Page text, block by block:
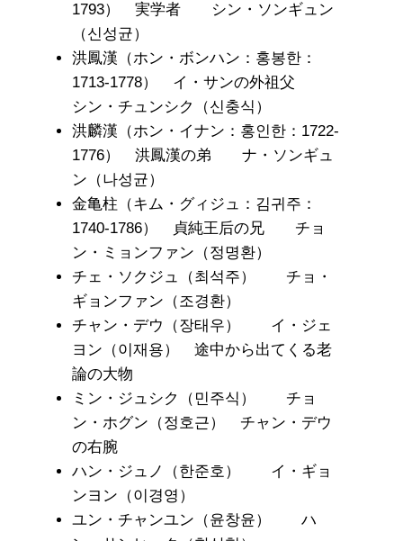
1793） 実学者 シン・ソンギュン
（신성균）
洪鳳漢（ホン・ボンハン：홍봉한：
1713-1778） イ・サンの外祖父
シン・チュンシク（신충식）
洪麟漢（ホン・イナン：홍인한：1722-
1776） 洪鳳漢の弟 ナ・ソンギュ
ン（나성균）
金亀柱（キム・グィジュ：김귀주：
1740-1786） 貞純王后の兄 チョ
ン・ミョンファン（정명환）
チェ・ソクジュ（최석주） チョ・
ギョンファン（조경환）
チャン・デウ（장태우） イ・ジェ
ヨン（이재용） 途中から出てくる老
論の大物
ミン・ジュシク（민주식） チョ
ン・ホグン（정호근） チャン・デウ
の右腕
ハン・ジュノ（한준호） イ・ギョ
ンヨン（이경영）
ユン・チャンユン（윤창윤） ハ